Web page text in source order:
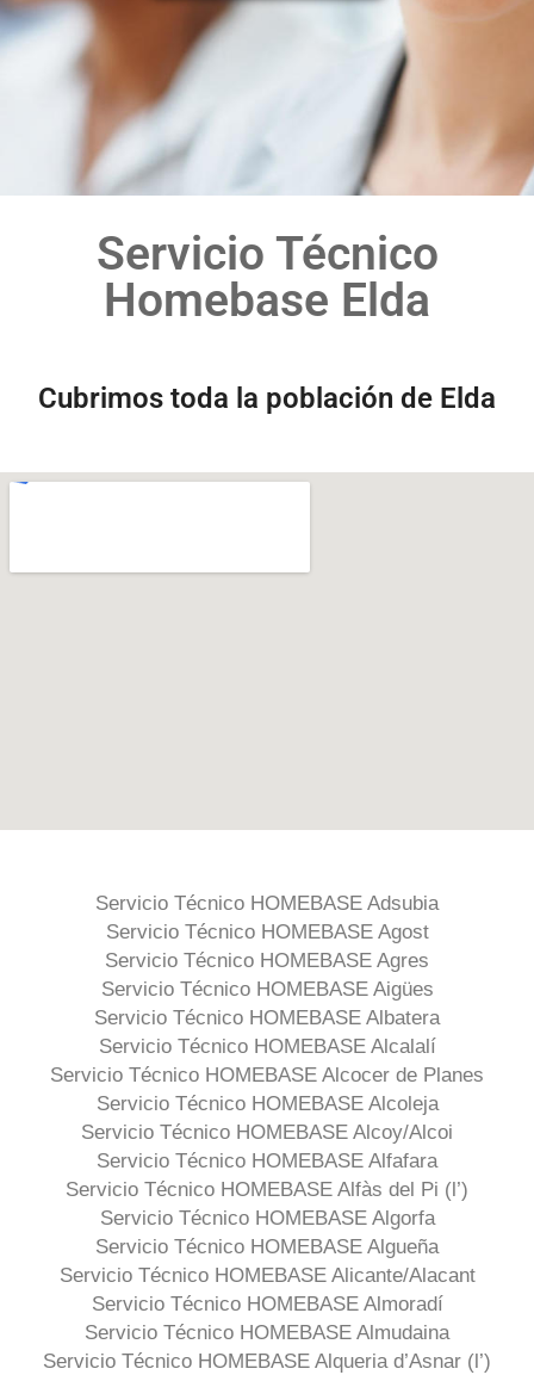
Servicio Técnico
Homebase Elda
Cubrimos toda la población de Elda
Servicio Técnico HOMEBASE Adsubia
Servicio Técnico HOMEBASE Agost
Servicio Técnico HOMEBASE Agres
Servicio Técnico HOMEBASE Aigües
Servicio Técnico HOMEBASE Albatera
Servicio Técnico HOMEBASE Alcalalí
Servicio Técnico HOMEBASE Alcocer de Planes
Servicio Técnico HOMEBASE Alcoleja
Servicio Técnico HOMEBASE Alcoy/Alcoi
Servicio Técnico HOMEBASE Alfafara
Servicio Técnico HOMEBASE Alfàs del Pi (l’)
Servicio Técnico HOMEBASE Algorfa
Servicio Técnico HOMEBASE Algueña
Servicio Técnico HOMEBASE Alicante/Alacant
Servicio Técnico HOMEBASE Almoradí
Servicio Técnico HOMEBASE Almudaina
Servicio Técnico HOMEBASE Alqueria d’Asnar (l’)